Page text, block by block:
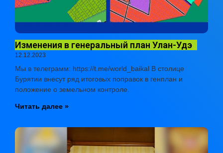
Изменения в генеральный план Улан-Удэ
12.12.2023
Мы в телеграмм: https://t.me/world_baikal В столице
Бурятии внесут ряд итоговых поправок в генплан и
положение о земельном контроле.
Читать далее »